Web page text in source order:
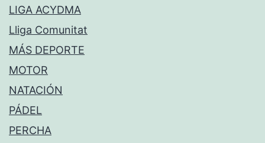
LIGA ACYDMA
Lliga Comunitat
MÁS DEPORTE
MOTOR
NATACIÓN
PÁDEL
PERCHA